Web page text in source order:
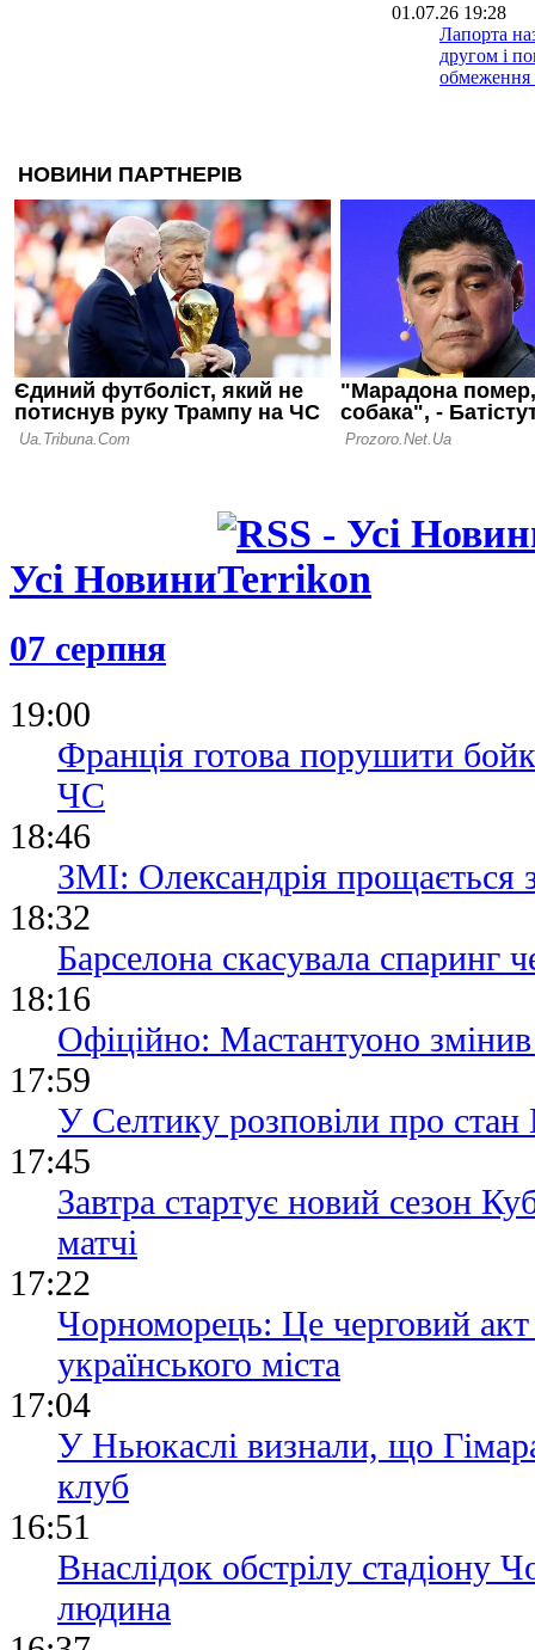
01.07.26 19:28
Лапорта
другом і
обмеження
15.06.26 18:31
Гравець
років
08.06.26 09:45
Малага
крок до
Ліги
Усі Новини
07 серпня
19:00
Франція готова порушити
ЧС
18:46
ЗМІ: Олександрія прощається
18:32
Барселона скасувала спаринг
18:16
Офіційно: Мастантуоно
17:59
У Селтику розповіли про стан
17:45
Завтра стартує новий сезон
матчі
17:22
Чорноморець: Це черговий
українського міста
17:04
У Ньюкаслі визнали, що
клуб
16:51
Внаслідок обстрілу стадіону
людина